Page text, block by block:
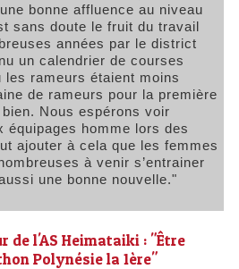
bonne affluence au niveau
sans doute le fruit du travail
années par le district
un calendrier de courses
les rameurs étaient moins
de rameurs pour la première
Nous espérons voir
équipages homme lors des
ajouter à cela que les femmes
à venir s’entrainer
une bonne nouvelle."
de l'AS Heimataiki : "Être
Polynésie la 1ère"